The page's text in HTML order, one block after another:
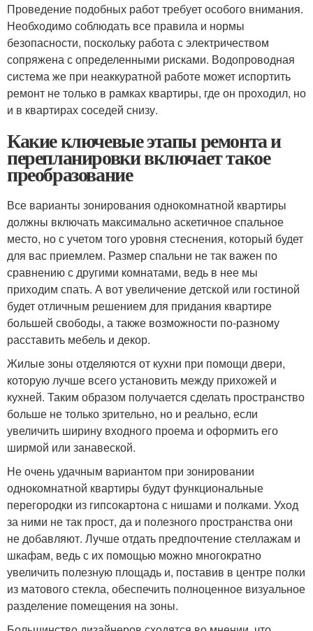
Проведение подобных работ требует особого внимания.
Необходимо соблюдать все правила и нормы
безопасности, поскольку работа с электричеством
сопряжена с определенными рисками. Водопроводная
система же при неаккуратной работе может испортить
ремонт не только в рамках квартиры, где он проходил, но
и в квартирах соседей снизу.
Какие ключевые этапы ремонта и
перепланировки включает такое
преобразование
Все варианты зонирования однокомнатной квартиры
должны включать максимально аскетичное спальное
место, но с учетом того уровня стеснения, который будет
для вас приемлем. Размер спальни не так важен по
сравнению с другими комнатами, ведь в нее мы
приходим спать. А вот увеличение детской или гостиной
будет отличным решением для придания квартире
большей свободы, а также возможности по-разному
расставить мебель и декор.
Жилые зоны отделяются от кухни при помощи двери,
которую лучше всего установить между прихожей и
кухней. Таким образом получается сделать пространство
больше не только зрительно, но и реально, если
увеличить ширину входного проема и оформить его
ширмой или занавеской.
Не очень удачным вариантом при зонировании
однокомнатной квартиры будут функциональные
перегородки из гипсокартона с нишами и полками. Уход
за ними не так прост, да и полезного пространства они
не добавляют. Лучше отдать предпочтение стеллажам и
шкафам, ведь с их помощью можно многократно
увеличить полезную площадь и, поставив в центре полки
из матового стекла, обеспечить полноценное визуальное
разделение помещения на зоны.